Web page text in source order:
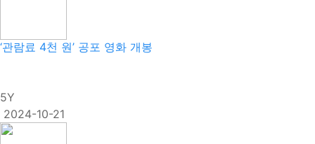
‘관람료 4천 원’ 공포 영화 개봉
5Y
2024-10-21